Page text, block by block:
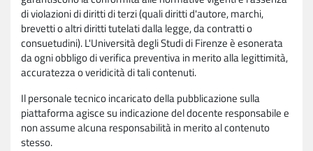
di violazioni di diritti di terzi (quali diritti d'autore, marchi,
brevetti o altri diritti tutelati dalla legge, da contratti o
consuetudini). L'Università degli Studi di Firenze è esonerata
da ogni obbligo di verifica preventiva in merito alla legittimità,
accuratezza o veridicità di tali contenuti.
Il personale tecnico incaricato della pubblicazione sulla
piattaforma agisce su indicazione del docente responsabile e
non assume alcuna responsabilità in merito al contenuto
stesso.